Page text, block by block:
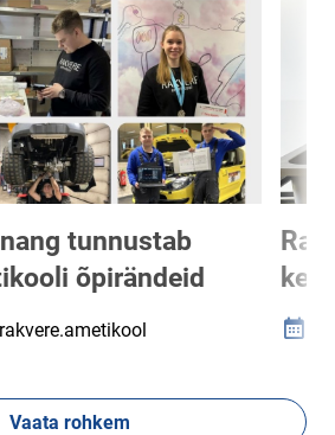
tunnustab
õpirändeid
rakvere.ametikool
Vaata rohkem